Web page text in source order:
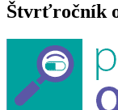
Štvrťročník